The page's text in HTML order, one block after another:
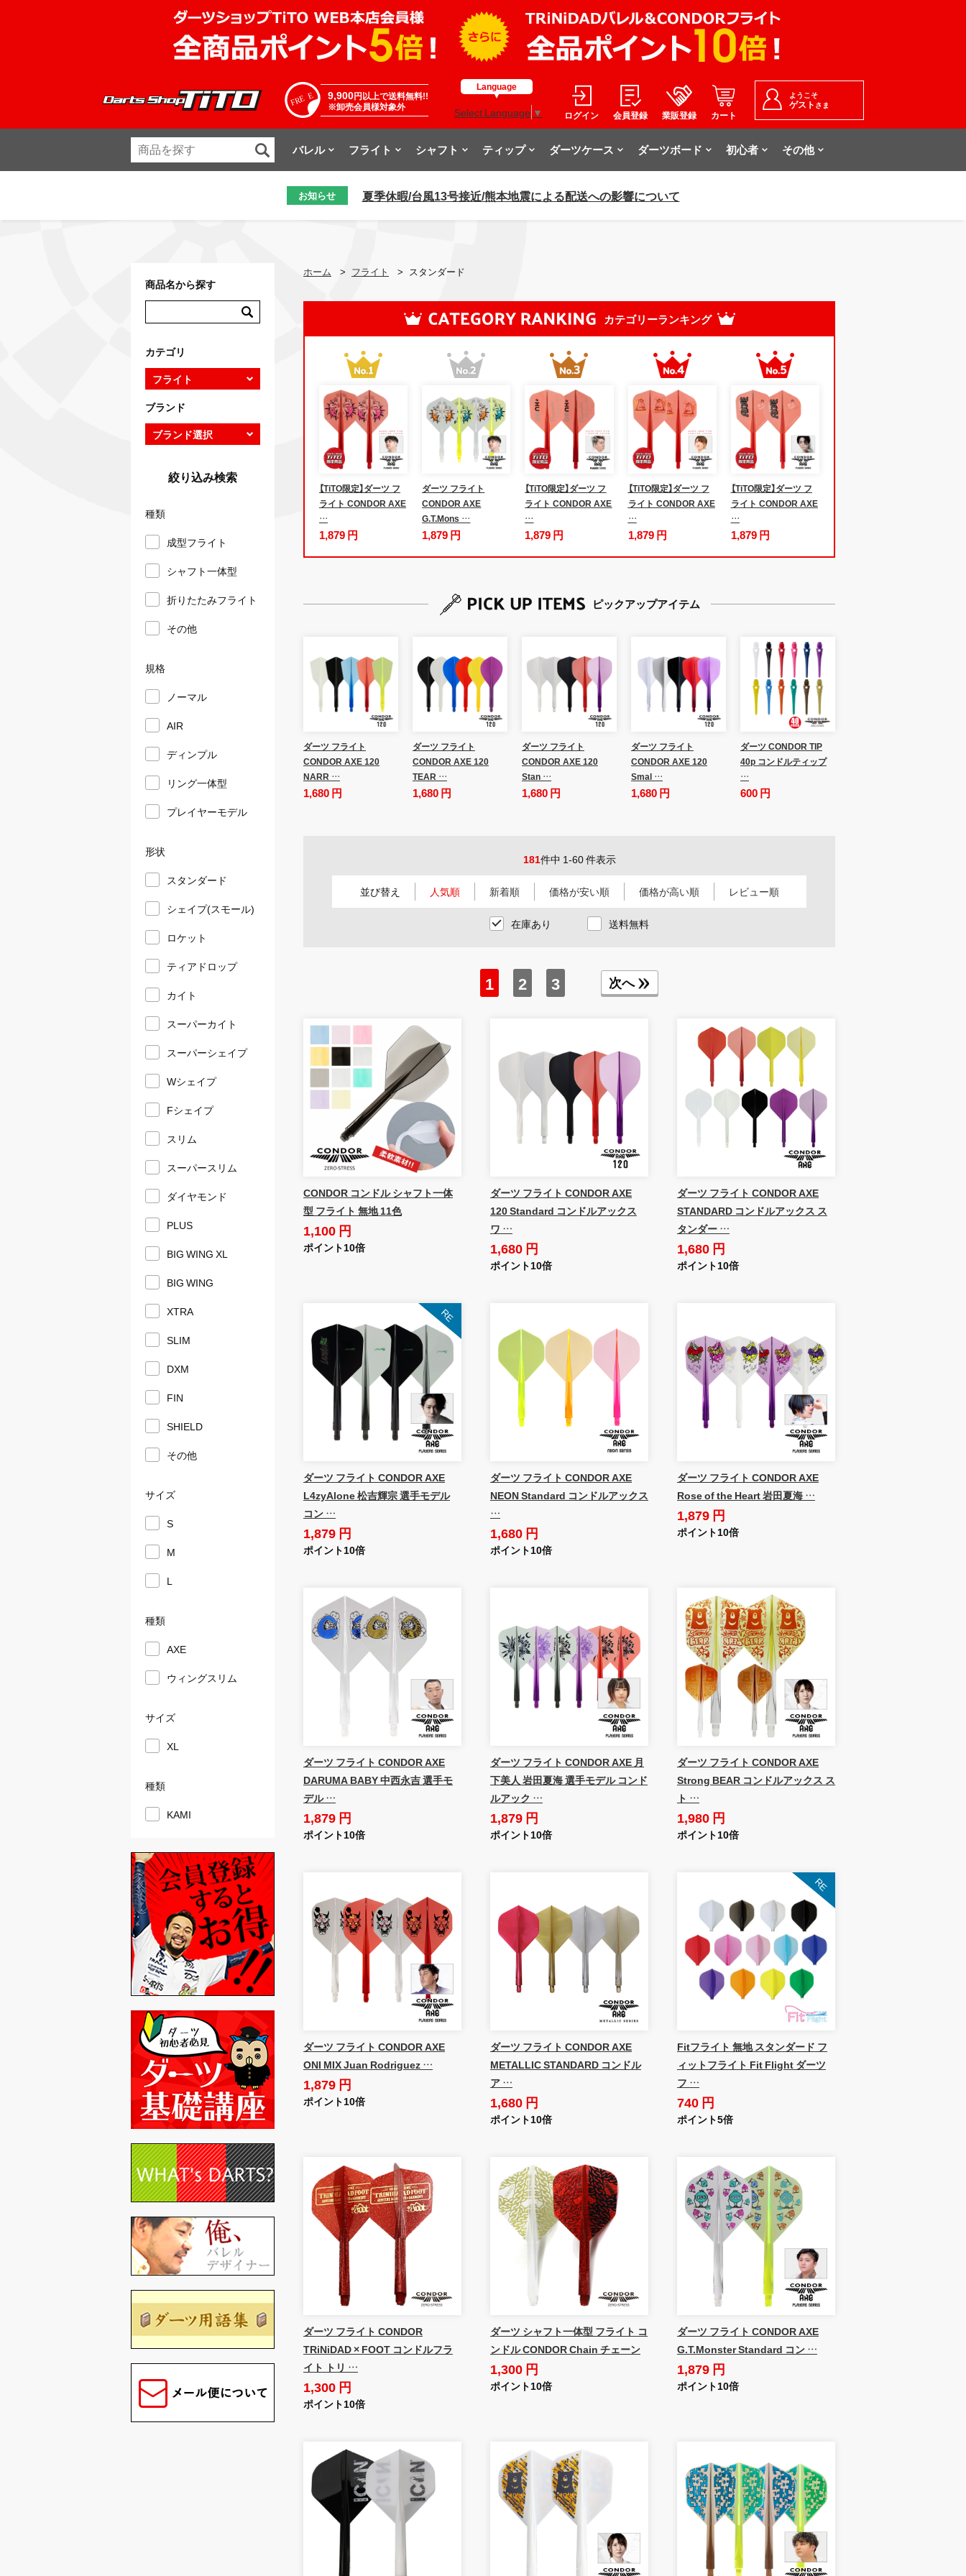
9,900円以上で送料無料!!
※卸売会員様対象外
Language
Select Language ▼ ログイン 会員登録 業販登録 カート
ようこそ
ゲスト さま
バレル フライト シャフト ティップ ダーツケース ダーツボード 初心者 その他
お知らせ 夏季休暇/台風13号接近/熊本地震による配送への影響について
ホーム > フライト > スタンダード
カテゴリーランキング
【TiTO限定】ダーツ フ
ライト CONDOR AXE
…
1,879 円
ダーツ フライト
CONDOR AXE
G.T.Mons …
1,879 円
【TiTO限定】ダーツ フ
ライト CONDOR AXE
…
1,879 円
【TiTO限定】ダーツ フ
ライト CONDOR AXE
…
1,879 円
【TiTO限定】ダーツ フ
ライト CONDOR AXE
…
1,879 円
ピックアップアイテム
ダーツ フライト
CONDOR AXE 120
NARR …
1,680 円
ダーツ フライト
CONDOR AXE 120
TEAR …
1,680 円
ダーツ フライト
CONDOR AXE 120
Stan …
1,680 円
ダーツ フライト
CONDOR AXE 120
Smal …
1,680 円
ダーツ CONDOR TIP
40p コンドルティップ
…
600 円
181件中 1-60 件表示
並び替え 人気順 新着順 価格が安い順 価格が高い順 レビュー順
在庫あり 送料無料
1 2 3 次へ
CONDOR コンドル シャフト一体
型 フライト 無地 11色
1,100 円
ポイント10倍
ダーツ フライト CONDOR AXE
120 Standard コンドルアックス
ワ …
1,680 円
ポイント10倍
ダーツ フライト CONDOR AXE
STANDARD コンドルアックス ス
タンダー …
1,680 円
ポイント10倍
ダーツ フライト CONDOR AXE
L4zyAlone 松吉輝宗 選手モデル
コン …
1,879 円
ポイント10倍
ダーツ フライト CONDOR AXE
NEON Standard コンドルアックス
…
1,680 円
ポイント10倍
ダーツ フライト CONDOR AXE
Rose of the Heart 岩田夏海 …
1,879 円
ポイント10倍
ダーツ フライト CONDOR AXE
DARUMA BABY 中西永吉 選手モ
デル …
1,879 円
ポイント10倍
ダーツ フライト CONDOR AXE 月
下美人 岩田夏海 選手モデル コンド
ルアック …
1,879 円
ポイント10倍
ダーツ フライト CONDOR AXE
Strong BEAR コンドルアックス ス
ト …
1,980 円
ポイント10倍
ダーツ フライト CONDOR AXE
ONI MIX Juan Rodriguez …
1,879 円
ポイント10倍
ダーツ フライト CONDOR AXE
METALLIC STANDARD コンドル
ア …
1,680 円
ポイント10倍
Fitフライト 無地 スタンダード フ
ィットフライト Fit Flight ダーツ
フ …
740 円
ポイント5倍
ダーツ フライト CONDOR
TRiNiDAD × FOOT コンドルフラ
イト トリ …
1,300 円
ポイント10倍
ダーツ シャフト一体型 フライト コ
ンドル CONDOR Chain チェーン
1,300 円
ポイント10倍
ダーツ フライト CONDOR AXE
G.T.Monster Standard コン …
1,879 円
ポイント10倍
商品名から探す
カテゴリ
ブランド
絞り込み検索
種類
成型フライト
シャフト一体型
折りたたみフライト
その他
規格
ノーマル
AIR
ディンプル
リング一体型
プレイヤーモデル
形状
スタンダード
シェイプ(スモール)
ロケット
ティアドロップ
カイト
スーパーカイト
スーパーシェイプ
Wシェイプ
Fシェイプ
スリム
スーパースリム
ダイヤモンド
PLUS
BIG WING XL
BIG WING
XTRA
SLIM
DXM
FIN
SHIELD
その他
サイズ
S
M
L
種類
AXE
ウィングスリム
サイズ
XL
種類
KAMI